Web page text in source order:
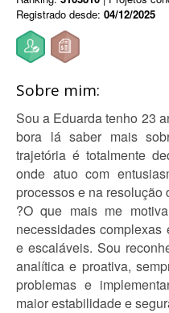
Registrado desde: 04/12/2025
Sobre mim:
Sou a Eduarda tenho 23
bora lá saber mais
trajetória é totalmente
onde atuo com
processos e na
?O que mais me
necessidades
e escaláveis. Sou
analítica e proativa,
problemas e
maior estabilidade e